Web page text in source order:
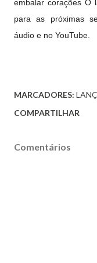
embalar corações O
para as
próximas
áudio e no YouTube.
MARCADORES:
COMPARTILHAR
Comentários